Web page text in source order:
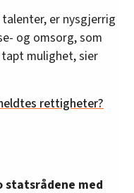
er nysgjerrig
og omsorg, som
mulighet, sier
rettigheter?
statsrådene med